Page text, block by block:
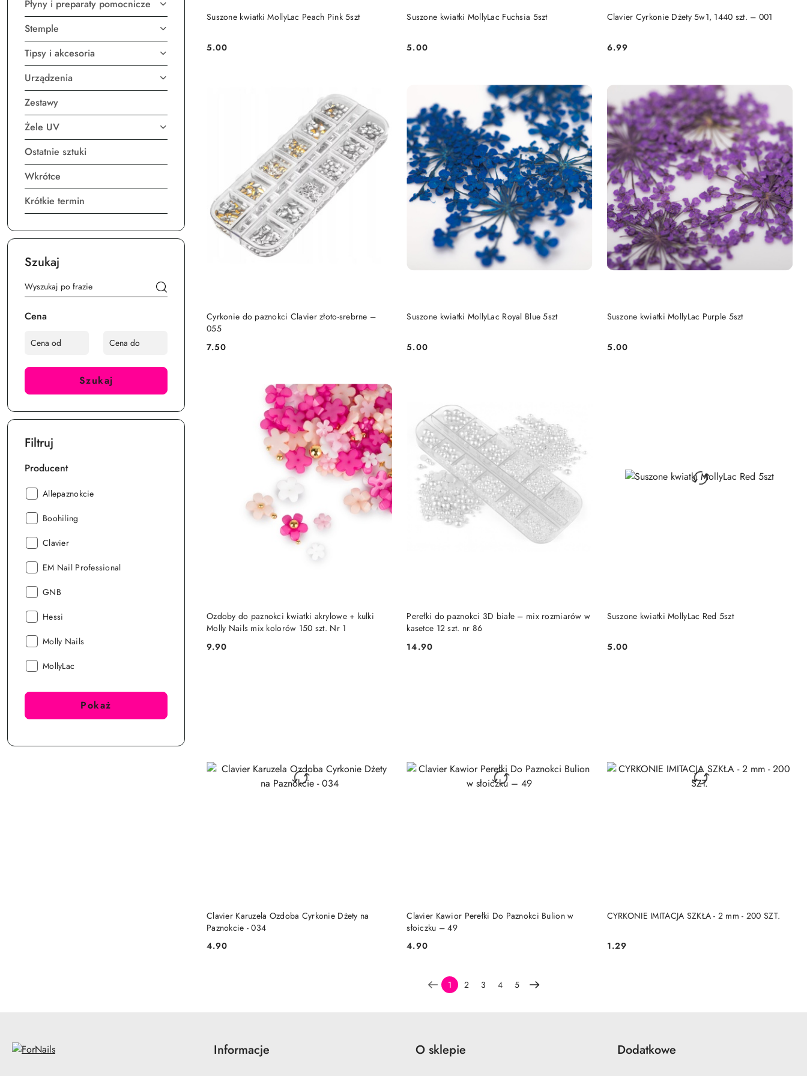
Płyny i preparaty pomocnicze
Stemple
Tipsy i akcesoria
Urządzenia
Zestawy
Żele UV
Ostatnie sztuki
Wkrótce
Krótkie termin
Szukaj
Cena
Szukaj
Filtruj
Producent
Producent:
Allepaznokcie
Producent:
Boohiling
Producent:
Clavier
Producent:
EM Nail Professional
Producent:
GNB
Producent:
Hessi
Producent:
Molly Nails
Producent:
MollyLac
Pokaż
Suszone kwiatki MollyLac Peach Pink 5szt
Cena:
5.00
DO KOSZYKA Suszone kwiatki MollyLac Fuchsia 5szt
Cena:
5.00
DO KOSZYKA Clavier Cyrkonie Dżety 5w1, 1440 szt. – 001
Cena:
6.99
DO KOSZYKA
Cyrkonie do paznokci Clavier złoto-srebrne –
055
Cena:
7.50
DO KOSZYKA Suszone kwiatki MollyLac Royal Blue 5szt
Cena:
5.00
DO KOSZYKA Suszone kwiatki MollyLac Purple 5szt
Cena:
5.00
DO KOSZYKA
Ozdoby do paznokci kwiatki akrylowe + kulki
Molly Nails mix kolorów 150 szt. Nr 1
Cena:
9.90
DO KOSZYKA
Perełki do paznokci 3D białe – mix rozmiarów w
kasetce 12 szt. nr 86
Cena:
14.90
DO KOSZYKA Suszone kwiatki MollyLac Red 5szt
Cena:
5.00
DO KOSZYKA
Clavier Karuzela Ozdoba Cyrkonie Dżety na
Paznokcie - 034
Cena:
4.90
DO KOSZYKA
Clavier Kawior Perełki Do Paznokci Bulion w
słoiczku – 49
Cena:
4.90
DO KOSZYKA CYRKONIE IMITACJA SZKŁA - 2 mm - 200 SZT.
Cena:
1.29
DO KOSZYKA
1 2 3 4 5
Informacje O sklepie Dodatkowe